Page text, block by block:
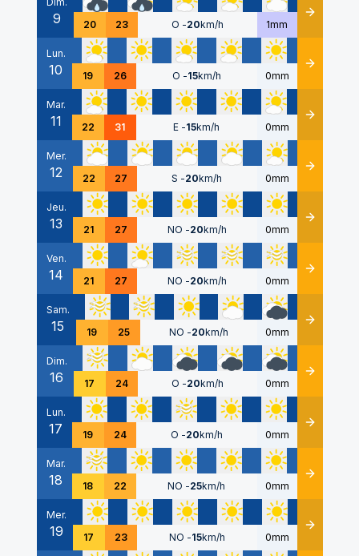
9 20 23 O -20km/h 1mm Détails
Lun.
10 19 26 O -15km/h 0mm Détails
Mar.
11 22 31 E -15km/h 0mm Détails
Mer.
12 22 27 S -20km/h 0mm Détails
Jeu.
13 21 27 NO -20km/h 0mm Détails
Ven.
14 21 27 NO -20km/h 0mm Détails
Sam.
15 19 25 NO -20km/h 0mm Détails
Dim.
16 17 24 O -20km/h 0mm Détails
Lun.
17 19 24 O -20km/h 0mm Détails
Mar.
18 18 22 NO -25km/h 0mm Détails
Mer.
19 17 23 NO -15km/h 0mm Détails